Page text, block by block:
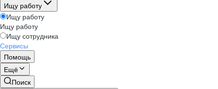
Ищу работу
Ищу работу
Ищу работу
Ищу сотрудника
Сервисы
Помощь
Ещё
Поиск